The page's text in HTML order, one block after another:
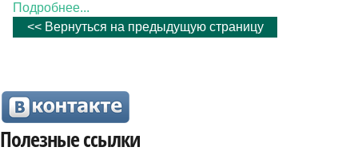
Подробнее...
<< Вернуться на предыдущую страницу
Полезные ссылки